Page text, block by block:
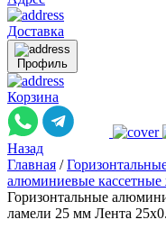
Доставка
Профиль
Корзина
Назад
Главная /
алюминиевые
Горизонтальные
ламели 25 мм Лента